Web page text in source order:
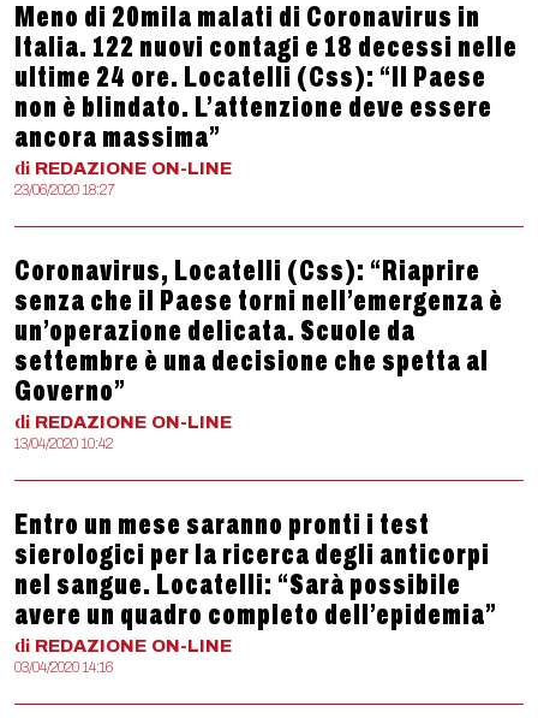
Meno di 20mila malati di Coronavirus in
Italia. 122 nuovi contagi e 18 decessi nelle
ultime 24 ore. Locatelli (Css): “Il Paese
non è blindato. L’attenzione deve essere
ancora massima”
di REDAZIONE ON-LINE
23/06/2020 18:27
Coronavirus, Locatelli (Css): “Riaprire
senza che il Paese torni nell’emergenza è
un’operazione delicata. Scuole da
settembre è una decisione che spetta al
Governo”
di REDAZIONE ON-LINE
13/04/2020 10:42
Entro un mese saranno pronti i test
sierologici per la ricerca degli anticorpi
nel sangue. Locatelli: “Sarà possibile
avere un quadro completo dell’epidemia”
di REDAZIONE ON-LINE
03/04/2020 14:16